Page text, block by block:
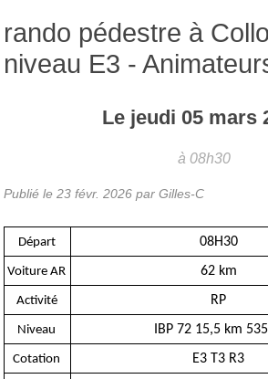
rando pédestre à
niveau E3 -
Le jeudi 05 mars
à 08h30
Publié le 23 févr. 2026 par Gilles-C
Départ 08H30
Voiture AR 62 km
Activité RP
Niveau IBP 72 15,5 km
Cotation E3 T3 R3